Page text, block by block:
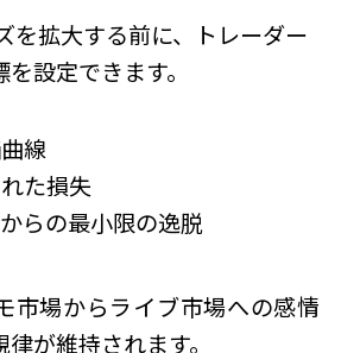
を拡大する前に、トレーダー
設定できます。
線
た損失
らの最小限の逸脱
市場からライブ市場への感情
が維持されます。